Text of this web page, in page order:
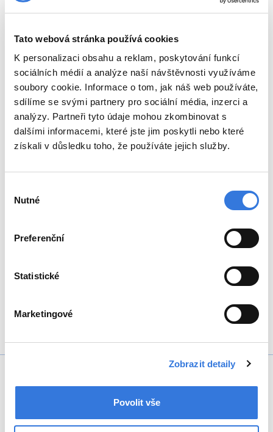
Tato webová stránka používá cookies
K personalizaci obsahu a reklam, poskytování funkcí
sociálních médií a analýze naší návštěvnosti využíváme
soubory cookie. Informace o tom, jak náš web používáte,
sdílíme se svými partnery pro sociální média, inzerci a
analýzy. Partneři tyto údaje mohou zkombinovat s
dalšími informacemi, které jste jim poskytli nebo které
získali v důsledku toho, že používáte jejich služby.
souhlasu
Nutné
Preferenční
Statistické
Marketingové
Zobrazit detaily
Povolit vše
ambulantní péče – praktický lékař,
plicní ambulance, diabetologie a oční.
Prostory po těchto ambulancích
budou sloužit oddělení dlouhodobé
ošetřovatelské péče.